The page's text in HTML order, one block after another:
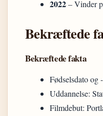
2022– Vinder
Bekræftede
Bekræftede fakta
Fødselsdato og
Uddannelse:
Filmdebut: